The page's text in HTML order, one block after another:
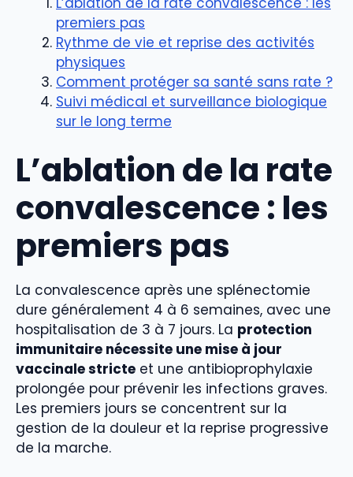
premiers pas
Rythme de vie et reprise des activités
physiques
Comment protéger sa santé sans rate ?
Suivi médical et surveillance biologique
sur le long terme
L’ablation de la rate
convalescence : les
premiers pas
La convalescence après une splénectomie
dure généralement 4 à 6 semaines, avec une
hospitalisation de 3 à 7 jours. La protection
immunitaire nécessite une mise à jour
vaccinale stricte et une antibioprophylaxie
prolongée pour prévenir les infections graves.
Les premiers jours se concentrent sur la
gestion de la douleur et la reprise progressive
de la marche.